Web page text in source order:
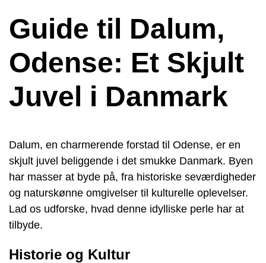
Guide til Dalum,
Odense: Et Skjult
Juvel i Danmark
Dalum, en charmerende forstad til Odense, er en
skjult juvel beliggende i det smukke Danmark. Byen
har masser at byde på, fra historiske seværdigheder
og naturskønne omgivelser til kulturelle oplevelser.
Lad os udforske, hvad denne idylliske perle har at
tilbyde.
Historie og Kultur